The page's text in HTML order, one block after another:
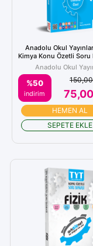
Anadolu Okul
Kimya Konu Özetli Soru
Anadolu Okul
%50
indirim
HEMEN AL
SEPETE EKLE